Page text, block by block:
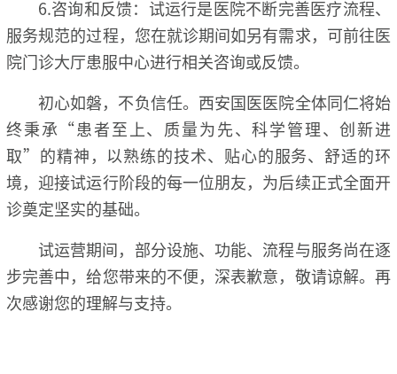
6.咨询和反馈：试运行是医院不断完善医疗流程、
服务规范的过程，您在就诊期间如另有需求，可前往医
院门诊大厅患服中心进行相关咨询或反馈。
初心如磐，不负信任。西安国医医院全体同仁将始
终秉承“患者至上、质量为先、科学管理、创新进
取”的精神，以熟练的技术、贴心的服务、舒适的环
境，迎接试运行阶段的每一位朋友，为后续正式全面开
诊奠定坚实的基础。
试运营期间，部分设施、功能、流程与服务尚在逐
步完善中，给您带来的不便，深表歉意，敬请谅解。再
次感谢您的理解与支持。